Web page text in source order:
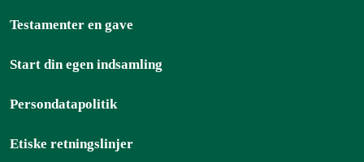
Testamenter en gave
Start din egen indsamling
Persondatapolitik
Etiske retningslinjer